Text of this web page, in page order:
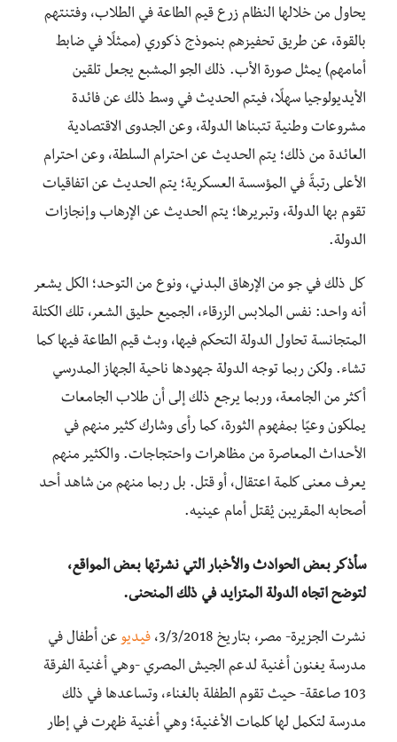
يحاول من خلالها النظام زرع قيم الطاعة في الطلاب، وفتنتهم
بالقوة، عن طريق تحفيزهم بنموذج ذكوري (ممثلًا في ضابط
أمامهم) يمثل صورة الأب. ذلك الجو المشبع يجعل تلقين
الأيديولوجيا سهلًا، فيتم الحديث في وسط ذلك عن فائدة
مشروعات وطنية تتبناها الدولة، وعن الجدوى الاقتصادية
العائدة من ذلك؛ يتم الحديث عن احترام السلطة، وعن احترام
الأعلى رتبةً في المؤسسة العسكرية؛ يتم الحديث عن اتفاقيات
تقوم بها الدولة، وتبريرها؛ يتم الحديث عن الإرهاب وإنجازات
الدولة.
كل ذلك في جو من الإرهاق البدني، ونوع من التوحد؛ الكل يشعر
أنه واحد: نفس الملابس الزرقاء، الجميع حليق الشعر، تلك الكتلة
المتجانسة تحاول الدولة التحكم فيها، وبث قيم الطاعة فيها كما
تشاء. ولكن ربما توجه الدولة جهودها ناحية الجهاز المدرسي
أكثر من الجامعة، وربما يرجع ذلك إلى أن طلاب الجامعات
يملكون وعيًا بمفهوم الثورة، كما رأى وشارك كثير منهم في
الأحداث المعاصرة من مظاهرات واحتجاجات. والكثير منهم
يعرف معنى كلمة اعتقال، أو قتل. بل ربما منهم من شاهد أحد
أصحابه المقريبن يُقتل أمام عينيه.
سأذكر بعض الحوادث والأخبار التي نشرتها بعض المواقع،
لتوضح اتجاه الدولة المتزايد في ذلك المنحنى.
نشرت الجزيرة- مصر، بتاريخ 3/3/2018، فيديو عن أطفال في
مدرسة يغنون أغنية لدعم الجيش المصري -وهي أغنية الفرقة
103 صاعقة- حيث تقوم الطفلة بالغناء، وتساعدها في ذلك
مدرسة لتكمل لها كلمات الأغنية؛ وهي أغنية ظهرت في إطار